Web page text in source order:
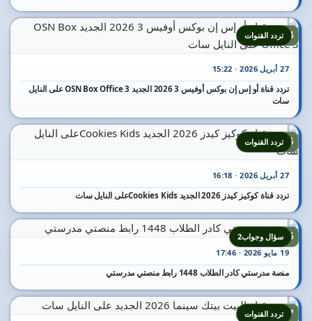
14
27 أبريل 2026 · 15:22
تردد قناة أو إس إن بوكس أوفيس 3 2026 الجديد OSN Box Office 3 على النايل
سات
تردد القنوات
15
27 أبريل 2026 · 16:18
تردد قناة كوكيز كيدز 2026 الجديد Cookies Kidsعلى النايل سات
تردد القنوات
16
19 مايو 2026 · 17:46
منصة مدرستي كادر الطلاب 1448 رابط منصتي مدرستي
سؤال وجواب2
17تردد القنوات